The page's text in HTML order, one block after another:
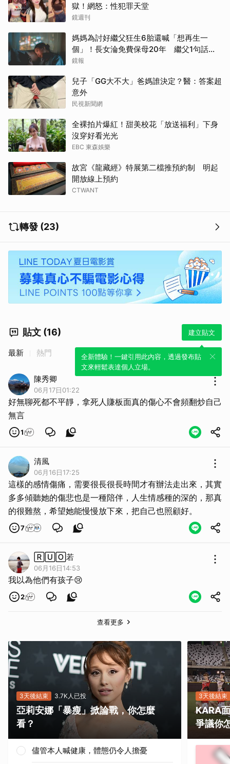
獄！網怒：性犯罪天堂
鏡週刊
媽媽為討好繼父狂生6胎還喊「想再生一
個」！長女淪免費保母20年 繼父1句話嚇
到逃家
鏡報
兒子「GG大不大」爸媽誰決定？醫：答案超
意外
民視新聞網
全裸拍片爆紅！甜美校花「放送福利」下身
沒穿好看光光
EBC 東森娛樂
故宮《龍藏經》特展第二檔推預約制 明起
開放線上預約
CTWANT
轉發 (23)
貼文 (16) 建立貼文
全新體驗！一鍵引用此內容，透過發布貼
文來輕鬆表達個人立場。
最新 熱門
陳秀卿
06月17日01:22
好無聊死都不平靜，拿死人賺板面真的傷心不會頻翻炒自己
無言
1
清風
06月16日17:25
這樣的感情傷痛，需要很長很長時間才有辦法走出來，其實
多多傾聽她的傷悲也是一種陪伴，人生情感種的深的，那真
的很難熬，希望她能慢慢放下來，把自己也照顧好。
7
🅁🅄🄾若
06月16日14:53
我以為他們有孩子😢
2
查看更多
3天後結束 3.7K人已投
亞莉安娜「暴瘦」掀論戰，你怎麼
看？
儘管本人喊健康，體態仍令人擔憂
3天後結束
KARA
爭議你
取消